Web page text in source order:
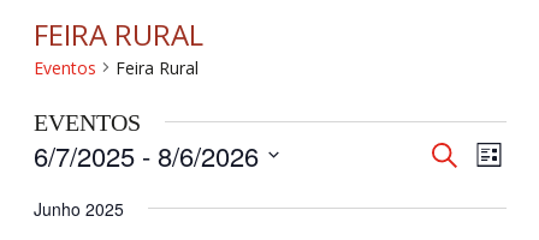
FEIRA RURAL
Eventos Feira Rural
EVENTOS
DE
PESQUISA
Pesquisar
Lista
6/7/2025 - 8/6/2026
a
Junho 2025